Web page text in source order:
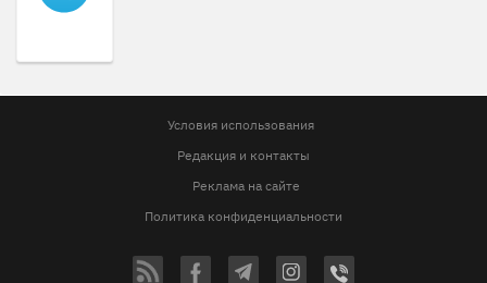
Условия использования
Редакция и контакты
Реклама на сайте
Политика конфиденциальности